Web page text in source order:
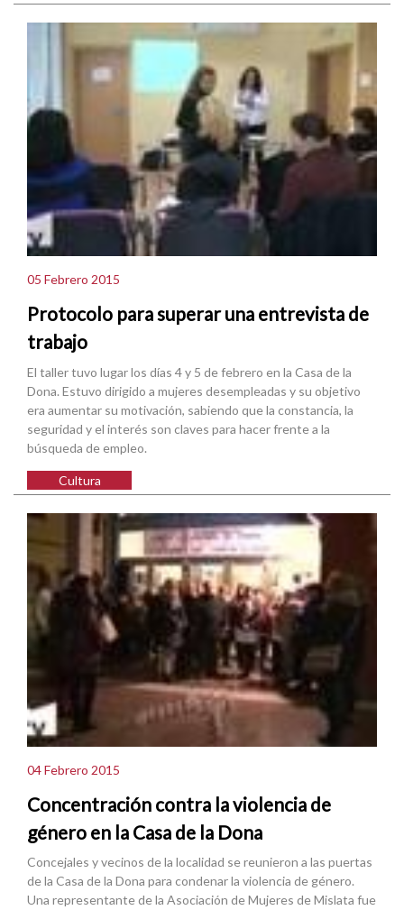
05 Febrero 2015
Protocolo para superar una entrevista de
trabajo
El taller tuvo lugar los días 4 y 5 de febrero en la Casa de la
Dona. Estuvo dirigido a mujeres desempleadas y su objetivo
era aumentar su motivación, sabiendo que la constancia, la
seguridad y el interés son claves para hacer frente a la
búsqueda de empleo.
Cultura
04 Febrero 2015
Concentración contra la violencia de
género en la Casa de la Dona
Concejales y vecinos de la localidad se reunieron a las puertas
de la Casa de la Dona para condenar la violencia de género.
Una representante de la Asociación de Mujeres de Mislata fue